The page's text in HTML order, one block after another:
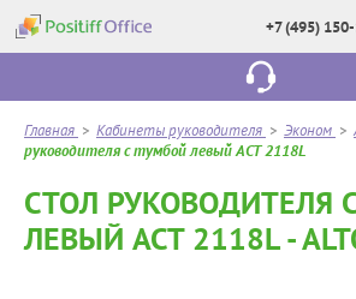
+7 (495)
Главная > Кабинеты руководителя > Эконом >
руководителя с тумбой левый ACT 2118L
СТОЛ РУКОВОДИТЕЛЯ
ЛЕВЫЙ ACT 2118L -